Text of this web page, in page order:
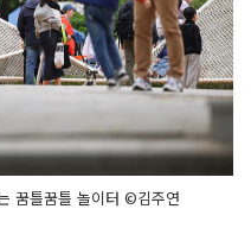
꿈틀꿈틀 놀이터 ©김주연